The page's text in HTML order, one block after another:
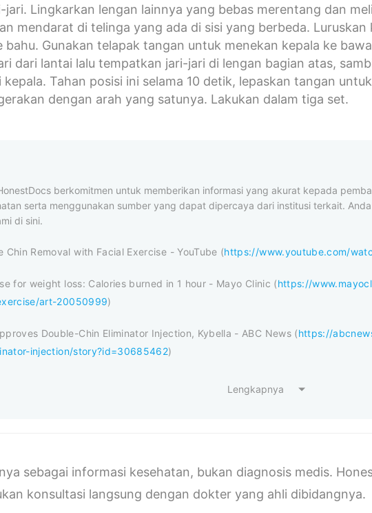
jari. Lingkarkan lengan lainnya yang bebas merentang dan
mendarat di telinga yang ada di sisi yang berbeda. Luruskan
bahu. Gunakan telapak tangan untuk menekan kepala ke
dari lantai lalu tempatkan jari-jari di lengan bagian atas,
kepala. Tahan posisi ini selama 10 detik, lepaskan tangan
dengan arah yang satunya. Lakukan dalam tiga set.
berkomitmen untuk memberikan informasi yang akurat kepada
serta menggunakan sumber yang dapat dipercaya dari institusi terkait.
di sini.
Chin Removal with Facial Exercise - YouTube (https://www.youtube.com/
for weight loss: Calories burned in 1 hour - Mayo Clinic (https://
art-20050999)
Double-Chin Eliminator Injection, Kybella - ABC News (https://
injection/story?id=30685462)
Lengkapnya
sebagai informasi kesehatan, bukan diagnosis medis.
konsultasi langsung dengan dokter yang ahli dibidangnya.